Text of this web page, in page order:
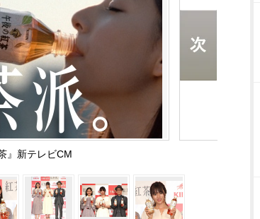
』新テレビCM